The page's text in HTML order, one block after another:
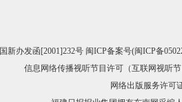
国新办发函[2001]232号 闽ICP备案号(闽ICP备
信息网络传播视听节目许可（互联网视听
网络出版服务许可